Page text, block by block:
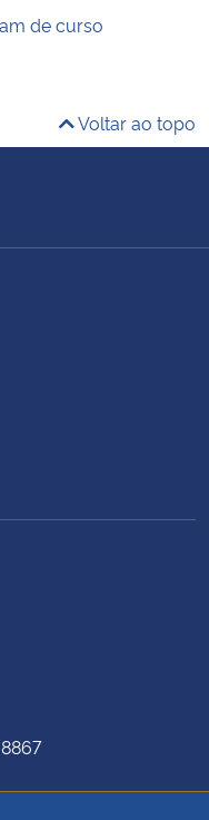
de curso
Voltar ao topo